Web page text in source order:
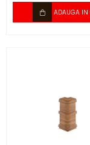
ADAUGA IN